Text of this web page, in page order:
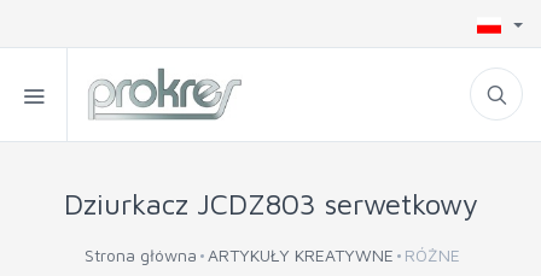
Dziurkacz JCDZ803 serwetkowy
Strona główna ARTYKUŁY KREATYWNE RÓŻNE